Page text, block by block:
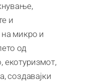
и
на микро и
од
екотуризмот,
создавајки